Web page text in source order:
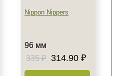
Nippon Nippers
96 мм
335 ₽
314.90 ₽